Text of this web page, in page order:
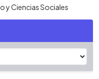
y Ciencias Sociales